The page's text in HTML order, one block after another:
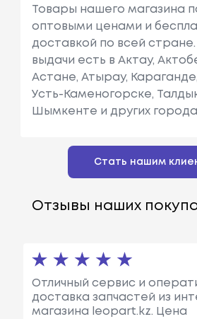
Товары нашего магазина
оптовыми ценами и
доставкой по всей
выдачи есть в Актау,
Астане, Атырау,
Усть-Каменогорске,
Шымкенте и других
Стать нашим
Отзывы наших
Отличный сервис и
доставка запчастей из
магазина leopart.kz. Цена